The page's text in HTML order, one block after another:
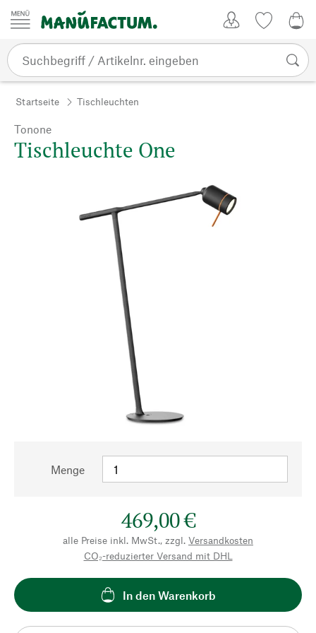
Zum Inhalt springen
Startseite Tischleuchten
Tonone
Tischleuchte One
Menge
469,00 €
alle Preise inkl. MwSt., zzgl. Versandkosten
CO₂-reduzierter Versand mit DHL
In den Warenkorb